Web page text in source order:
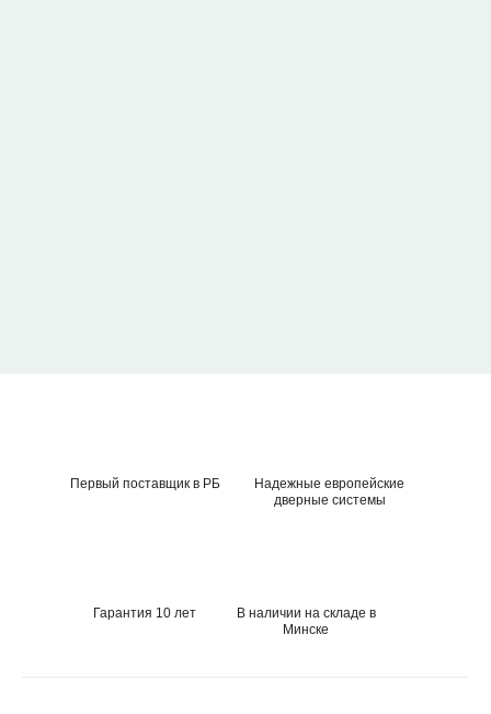
Первый поставщик в РБ
Надежные европейские
дверные системы
Гарантия 10 лет
В наличии на складе в
Минске